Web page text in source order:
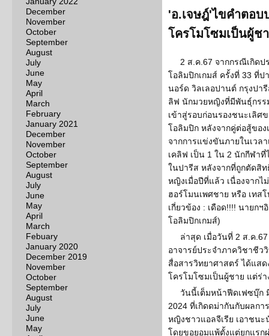
December
November
October
September
August
July
June
May
April
March
February
January 2021
December
November
October
September
August
July
June
May
April
March
Febuary
January 2020
December 2019
November
October
September
August
July
June
May
'อ.เจษฎ์'ไขคำตอบ
โครโมโซมเป็นผู้ช
2 ส.ค.67 จากกรณีเกิด
โอลิมปิกเกมส์ ครั้งที่ 33 ที่ป
นอร์ด วิลเลอปานต์ กรุงปา
ลิฟ นักมวยหญิงที่มีพันธุ์กรร
เข้าสู่รอบก่อนรองชนะเลิศ
โอลิมปิก หลังจากคู่ต่อสู้ของ
จากการแข่งขันภายในเวล
เคลิฟ เป็น 1 ใน 2 นักกีฬา
ในปารีส หลังจากที่ถูกตัดสิ
หญิงเมื่อปีที่แล้ว เนื่องจาก
ฮอร์โมนเพศชาย หรือ เทส
เกี่ยวข้อง : เดือด!!!! นายก
โอลิมปิกเกมส์)
ล่าสุด เมื่อวันที่ 2 ส.ค
อาจารย์ประจำภาควิชาชี
สื่อสารวิทยาศาสตร์ ได้แสด
โครโมโซมเป็นผู้ชาย แต่ร่
วันนี้เต็มหน้าฟีดเฟซบุ๊ก
2024 ที่เกิดดม่ากันกับผลก
หญิงชาวแอลจีเรีย เอาชน
โดยขอยอมแพ้ตั้งแต่ยกแรก